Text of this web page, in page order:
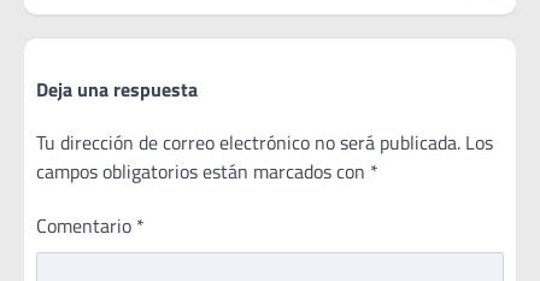
Deja una respuesta
Tu dirección de correo electrónico no será publicada. Los
campos obligatorios están marcados con *
Comentario *